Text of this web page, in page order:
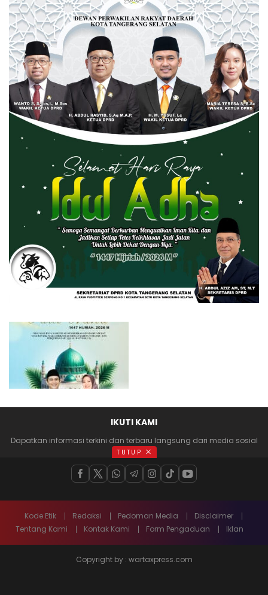
IKUTI KAMI
Dapatkan informasi terkini dan terbaru langsung dari media sosial
anda
Kode Etik Redaksi Pedoman Media
Disclaimer
Tentang Kami
Kontak Kami Form Pengaduan Iklan
Copyright by : wartaxpress.com
TUTUP